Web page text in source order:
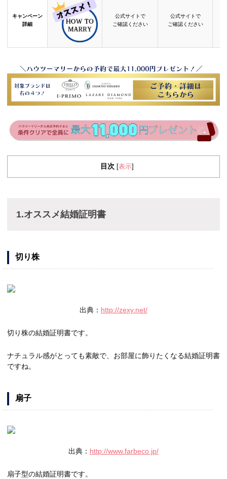
キャンペーン
詳細
公式サイトで
ご確認ください
公式サイトで
ご確認ください
目次 表示
1.オススメ結婚証明書
切り株
出典： http://zexy.net/
切り株の結婚証明書です。
ナチュラル感がとっても素敵で、お部屋に飾りたくなる結婚証明書
ですね。
扇子
出典： http://www.farbeco.jp/
扇子型の結婚証明書です。